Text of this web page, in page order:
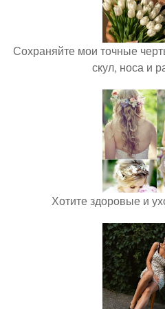
Сохраняйте мои точные
скул, носа и
Хотите здоровые и